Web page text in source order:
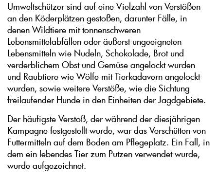
Umweltschützer sind auf eine Vielzahl von Verstößen
an den Köderplätzen gestoßen, darunter Fälle, in
denen Wildtiere mit tonnenschweren
Lebensmittelabfällen oder äußerst ungeeigneten
Lebensmitteln wie Nudeln, Schokolade, Brot und
verderblichem Obst und Gemüse angelockt wurden
und Raubtiere wie Wölfe mit Tierkadavern angelockt
wurden, sowie weitere Verstöße, wie die Sichtung
freilaufender Hunde in den Einheiten der Jagdgebiete.
Der häufigste Verstoß, der während der diesjährigen
Kampagne festgestellt wurde, war das Verschütten von
Futtermitteln auf dem Boden am Pflegeplatz. Ein Fall, in
dem ein lebendes Tier zum Putzen verwendet wurde,
wurde aufgezeichnet.